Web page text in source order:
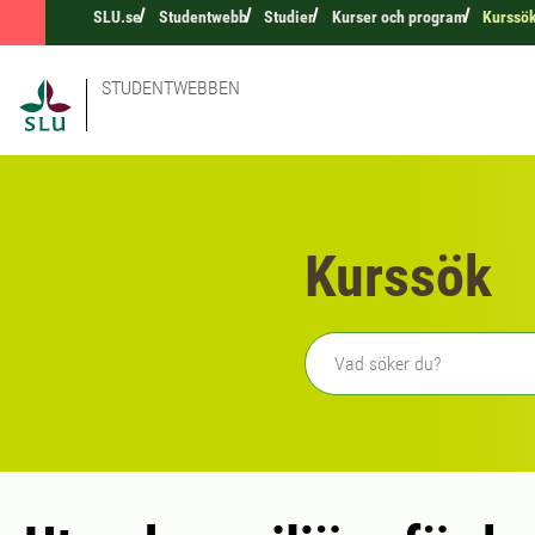
SLU.se Studentwebb Studier Kurser och program
STUDENTWEBBEN
Kurssök
Fritext sökning